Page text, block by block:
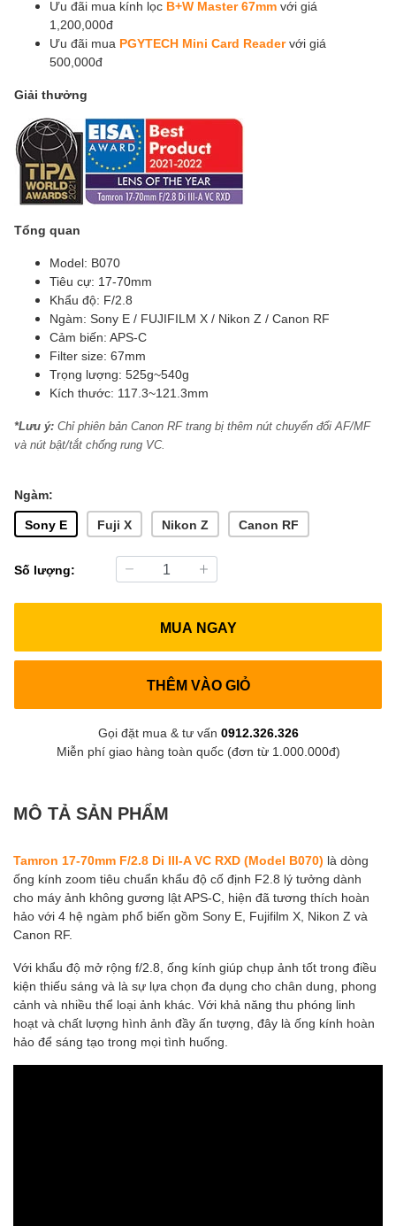
Ưu đãi mua kính lọc B+W Master 67mm với giá
1,200,000đ
Ưu đãi mua PGYTECH Mini Card Readervới giá
500,000đ
Giải thưởng
Tổng quan
Model: B070
Tiêu cự: 17-70mm
Khẩu độ: F/2.8
Ngàm: Sony E / FUJIFILM X / Nikon Z / Canon RF
Cảm biến: APS-C
Filter size: 67mm
Trọng lượng: 525g~540g
Kích thước: 117.3~121.3mm
*Lưu ý: Chỉ phiên bản Canon RF trang bị thêm nút chuyển đổi AF/MF
và nút bật/tắt chống rung VC.
Ngàm:
Sony E
Fuji X Nikon Z Canon RF
Số lượng:
MUA NGAY
THÊM VÀO GIỎ
Gọi đặt mua & tư vấn 0912.326.326
Miễn phí giao hàng toàn quốc (đơn từ 1.000.000đ)
MÔ TẢ SẢN PHẨM
Tamron 17-70mm F/2.8 Di III-A VC RXD (Model B070) là dòng
ống kính zoom tiêu chuẩn khẩu độ cố định F2.8 lý tưởng dành
cho máy ảnh không gương lật APS-C, hiện đã tương thích hoàn
hảo với 4 hệ ngàm phổ biến gồm Sony E, Fujifilm X, Nikon Z và
Canon RF.
Với khẩu độ mở rộng f/2.8, ống kính giúp chụp ảnh tốt trong điều
kiện thiếu sáng và là sự lựa chọn đa dụng cho chân dung, phong
cảnh và nhiều thể loại ảnh khác. Với khả năng thu phóng linh
hoạt và chất lượng hình ảnh đầy ấn tượng, đây là ống kính hoàn
hảo để sáng tạo trong mọi tình huống.